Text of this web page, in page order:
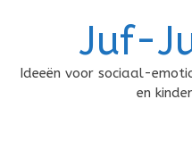
Juf-
Ideeën voor sociaal-
en